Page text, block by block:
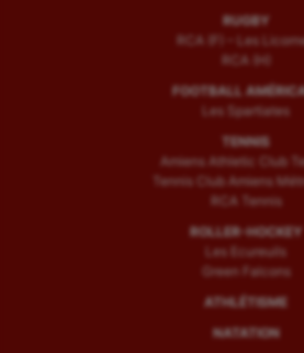
RUGBY
RCA (F) – Les
RCA (H)
FOOTBALL
Les Spartiates
TENNIS
Amiens Athletic Club
Tennis Club Amiens
RCA Tennis
ROLLER-HOCKEY
Les Ecureuils
Green Falcons
ATHLÉTISME
NATATION